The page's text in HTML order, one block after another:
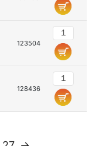
123504
128436